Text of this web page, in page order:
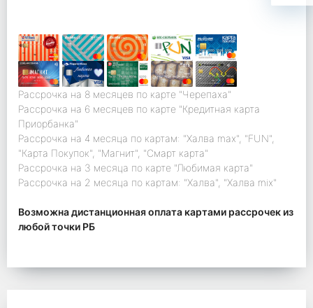
Рассрочка на 8 месяцев по карте "Черепаха"
Рассрочка на 6 месяцев по карте "Кредитная карта
Приорбанка"
Рассрочка на 4 месяца по картам: "Халва max", "FUN",
"Карта Покупок", "Магнит", "Смарт карта"
Рассрочка на 3 месяца по карте "Любимая карта"
Рассрочка на 2 месяца по картам: "Халва", "Халва mix"
Возможна дистанционная оплата картами рассрочек из
любой точки РБ